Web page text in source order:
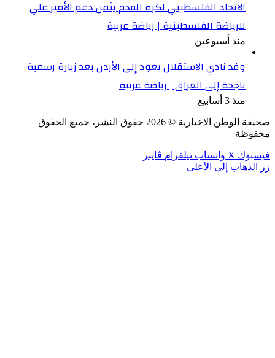
الاتحاد الفلسطيني لكرة القدم يثمن دعم الأمير علي
للرياضة الفلسطينية | رياضة عربية
منذ أسبوعين
وفد نادي الاستقلال يعود إلى الأردن بعد زيارة رسمية
ناجحة إلى العراق | رياضة عربية
منذ 3 أسابيع
صحيفة الوطن الاخبارية © 2026 حقوق النشر، جميع الحقوق
محفوظة |
فيسبوك ‫X واتساب تيلقرام ڤايبر
زر الذهاب إلى الأعلى